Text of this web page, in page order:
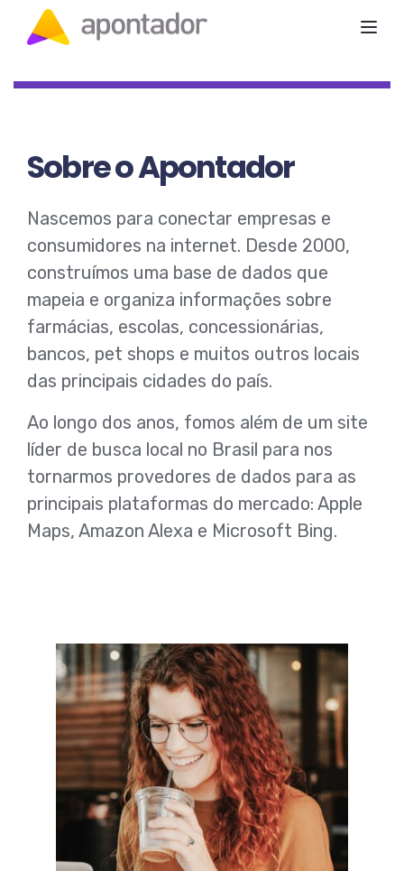
Sobre o Apontador
Nascemos para conectar empresas e
consumidores na internet. Desde 2000,
construímos uma base de dados que
mapeia e organiza informações sobre
farmácias, escolas, concessionárias,
bancos, pet shops e muitos outros locais
das principais cidades do país.
Ao longo dos anos, fomos além de um site
líder de busca local no Brasil para nos
tornarmos provedores de dados para as
principais plataformas do mercado: Apple
Maps, Amazon Alexa e Microsoft Bing.